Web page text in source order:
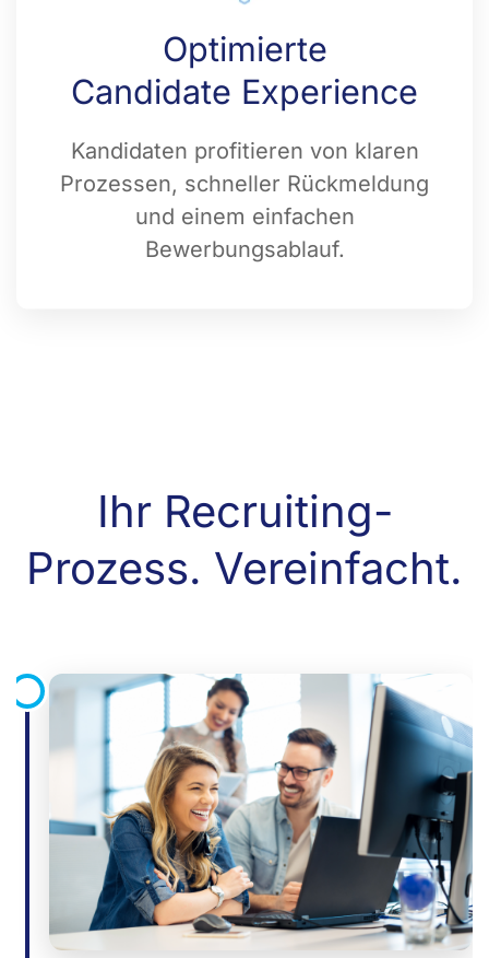
Optimierte
Candidate Experience
Kandidaten profitieren von klaren
Prozessen, schneller Rückmeldung
und einem einfachen
Bewerbungsablauf.
Ihr Recruiting-
Prozess. Vereinfacht.